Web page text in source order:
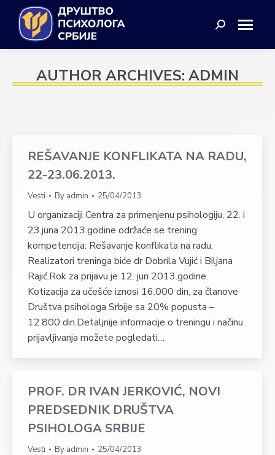
Search:
AUTHOR ARCHIVES: ADMIN
REŠAVANJE KONFLIKATA NA RADU,
22-23.06.2013.
Vesti By admin 25/04/2013
U organizaciji Centra za primenjenu psihologiju, 22. i
23.juna 2013.godine održaće se trening
kompetencija: Rešavanje konflikata na radu.
Realizatori treninga biće dr Dobrila Vujić i Biljana
Rajić.Rok za prijavu je 12. jun 2013.godine.
Kotizacija za učešće iznosi 16.000 din, za članove
Društva psihologa Srbije sa 20% popusta –
12.800 din.Detaljnije informacije o treningu i načinu
prijavljivanja možete pogledati…
PROF. DR IVAN JERKOVIĆ, NOVI
PREDSEDNIK DRUŠTVA
PSIHOLOGA SRBIJE
Vesti By admin 25/04/2013